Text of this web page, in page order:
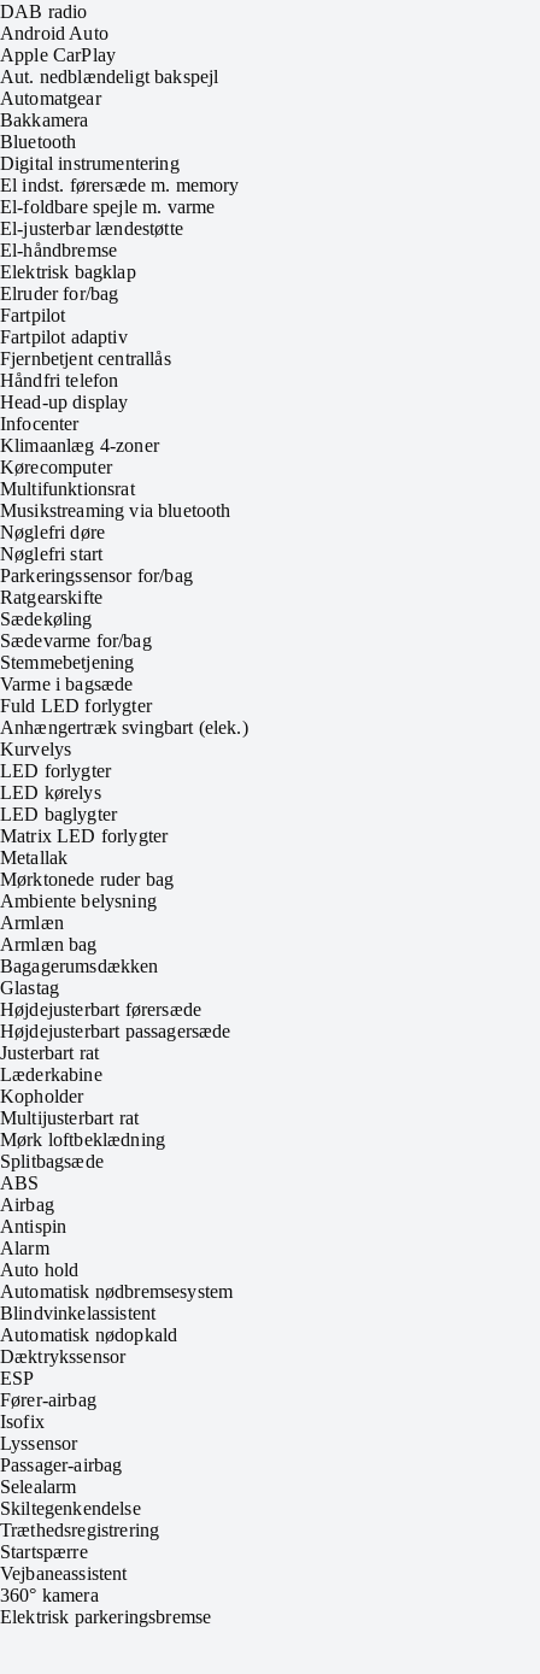
DAB radio
Android Auto
Apple CarPlay
Aut. nedblændeligt bakspejl
Automatgear
Bakkamera
Bluetooth
Digital instrumentering
El indst. førersæde m. memory
El-foldbare spejle m. varme
El-justerbar lændestøtte
El-håndbremse
Elektrisk bagklap
Elruder for/bag
Fartpilot
Fartpilot adaptiv
Fjernbetjent centrallås
Håndfri telefon
Head-up display
Infocenter
Klimaanlæg 4-zoner
Kørecomputer
Multifunktionsrat
Musikstreaming via bluetooth
Nøglefri døre
Nøglefri start
Parkeringssensor for/bag
Ratgearskifte
Sædekøling
Sædevarme for/bag
Stemmebetjening
Varme i bagsæde
Fuld LED forlygter
Anhængertræk svingbart (elek.)
Kurvelys
LED forlygter
LED kørelys
LED baglygter
Matrix LED forlygter
Metallak
Mørktonede ruder bag
Ambiente belysning
Armlæn
Armlæn bag
Bagagerumsdækken
Glastag
Højdejusterbart førersæde
Højdejusterbart passagersæde
Justerbart rat
Læderkabine
Kopholder
Multijusterbart rat
Mørk loftbeklædning
Splitbagsæde
ABS
Airbag
Antispin
Alarm
Auto hold
Automatisk nødbremsesystem
Blindvinkelassistent
Automatisk nødopkald
Dæktrykssensor
ESP
Fører-airbag
Isofix
Lyssensor
Passager-airbag
Selealarm
Skiltegenkendelse
Træthedsregistrering
Startspærre
Vejbaneassistent
360° kamera
Elektrisk parkeringsbremse